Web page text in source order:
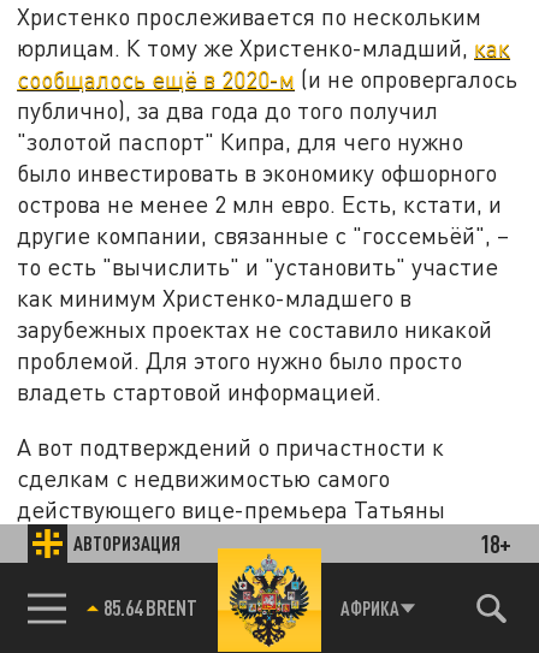
АВТОРИЗАЦИЯ 18+
85.64 BRENT АФРИКА
Христенко прослеживается по нескольким
юрлицам. К тому же Христенко-младший, как
сообщалось ещё в 2020-м (и не опровергалось
публично), за два года до того получил
"золотой паспорт" Кипра, для чего нужно
было инвестировать в экономику офшорного
острова не менее 2 млн евро. Есть, кстати, и
другие компании, связанные с "госсемьёй", –
то есть "вычислить" и "установить" участие
как минимум Христенко-младшего в
зарубежных проектах не составило никакой
проблемой. Для этого нужно было просто
владеть стартовой информацией.
А вот подтверждений о причастности к
сделкам с недвижимостью самого
действующего вице-премьера Татьяны
Голиковой – нет. Более того, нет и прямого
участия в них её супруга, бывшего министра и
вице-премьера Виктора Христенко.